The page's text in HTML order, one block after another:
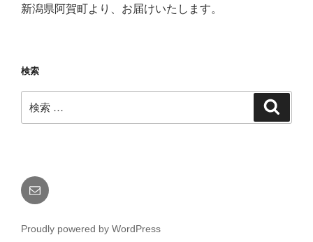
新潟県阿賀町より、お届けいたします。
検索
索:
メ
ー
Proudly powered by WordPress